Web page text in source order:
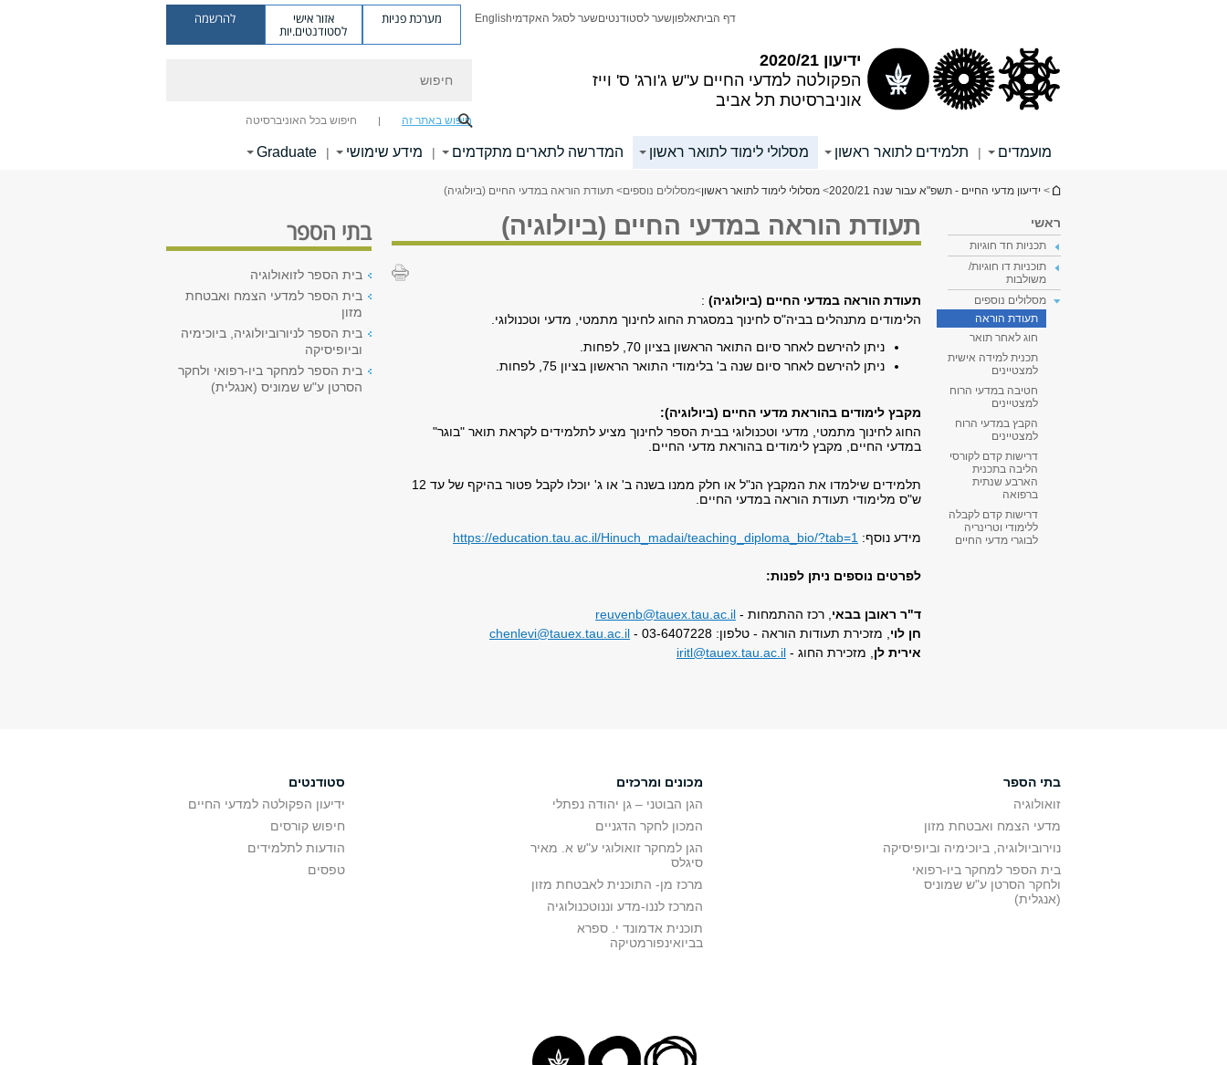
ידיעון 2020/21
הפקולטה למדעי החיים ע"ש ג'ורג' ס' וייז
אוניברסיטת תל אביב
דף הביתאלפוןשער לסטודנטיםשער לסגל האקדמיEnglish מערכת פניות אזור אישי
לסטודנטים.יות
להרשמה
חיפוש באתר זה חיפוש בכל האוניברסיטה
מועמדים | תלמידים לתואר ראשון מסלולי לימוד לתואר ראשון המדרשה לתארים מתקדמים | מידע שימושי |
Graduate
הינך נמצא כאן
> ידיעון מדעי החיים - תשפ"א עבור שנה 2020/21 > מסלולי לימוד לתואר ראשון>מסלולים נוספים> תעודת הוראה במדעי החיים (ביולוגיה)
ראשי
תכניות חד חוגיות
תוכניות דו חוגיות/
משולבות
מסלולים נוספים
תעודת הוראה
חוג לאחר תואר
תכנית למידה אישית
למצטיינים
חטיבה במדעי הרוח
למצטיינים
הקבץ במדעי הרוח
למצטיינים
דרישות קדם לקורסי
הליבה בתכנית
הארבע שנתית
ברפואה
דרישות קדם לקבלה
ללימודי וטרינריה
לבוגרי מדעי החיים
תעודת הוראה במדעי החיים (ביולוגיה)
תעודת הוראה במדעי החיים (ביולוגיה) :
הלימודים מתנהלים בביה"ס לחינוך במסגרת החוג לחינוך מתמטי, מדעי וטכנולוגי.
ניתן להירשם לאחר סיום התואר הראשון בציון 70, לפחות.
ניתן להירשם לאחר סיום שנה ב' בלימודי התואר הראשון בציון 75, לפחות.
מקבץ לימודים בהוראת מדעי החיים (ביולוגיה):
החוג לחינוך מתמטי, מדעי וטכנולוגי בבית הספר לחינוך מציע לתלמידים לקראת תואר "בוגר"
במדעי החיים, מקבץ לימודים בהוראת מדעי החיים.
תלמידים שילמדו את המקבץ הנ"ל או חלק ממנו בשנה ב' או ג' יוכלו לקבל פטור בהיקף של עד 12
ש"ס מלימודי תעודת הוראה במדעי החיים.
מידע נוסף: https://education.tau.ac.il/Hinuch_madai/teaching_diploma_bio/?tab=1
לפרטים נוספים ניתן לפנות:
ד"ר ראובן בבאי , רכז ההתמחות - reuvenb@tauex.tau.ac.il
חן לוי , מזכירת תעודות הוראה - טלפון: 03-6407228 -
chenlevi@tauex.tau.ac.il
אירית לן , מזכירת החוג - iritl@tauex.tau.ac.il
בתי הספר
בית הספר לזואולוגיה
בית הספר למדעי הצמח ואבטחת
מזון
בית הספר לניורוביולוגיה, ביוכימיה
וביופיסיקה
בית הספר למחקר ביו-רפואי ולחקר
הסרטן ע"ש שמוניס (אנגלית)
בתי הספר
זואולוגיה
מדעי הצמח ואבטחת מזון
נוירוביולוגיה, ביוכימיה וביופיסיקה
בית הספר למחקר ביו-רפואי
ולחקר הסרטן ע"ש שמוניס
(אנגלית)
מכונים ומרכזים
הגן הבוטני – גן יהודה נפתלי
המכון לחקר הדגניים
הגן למחקר זואולוגי ע"ש א. מאיר
סיגלס
מרכז מן- התוכנית לאבטחת מזון
המרכז לננו-מדע וננוטכנולוגיה
תוכנית אדמונד י. ספרא
בביואינפורמטיקה
סטודנטים
ידיעון הפקולטה למדעי החיים
חיפוש קורסים
הודעות לתלמידים
טפסים